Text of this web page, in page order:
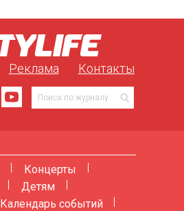
Реклама Контакты
Концерты
Детям
Календарь событий